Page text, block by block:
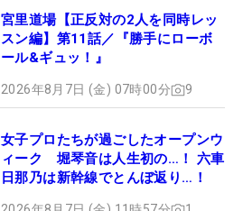
宮里道場【正反対の2人を同時レッ
スン編】第11話／『勝手にローボ
ール&ギュッ！』
2026年8月7日 (金) 07時00分 9
女子プロたちが過ごしたオープンウ
ィーク 堀琴音は人生初の…！ 六車
日那乃は新幹線でとんぼ返り…！